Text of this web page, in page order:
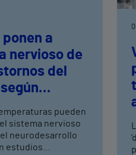
a
nervioso de
del
pueden
sistema nervioso
neurodesarrollo
estudios